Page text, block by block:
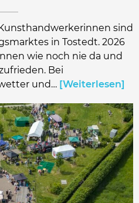
sind
in Tostedt. 2026
wie noch nie da und
Bei
und… Weiterlesen